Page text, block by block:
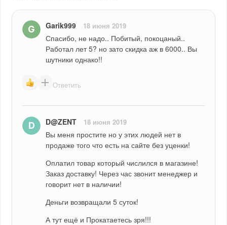
Garik999 18 июня 2019
Спасибо, не надо.. Побитый, покоцаный..
Работал лет 5? но зато скидка аж в 6000.. Вы
шутники однако!!
Ответить
D@ZENT 18 июня 2019
Вы меня простите но у этих людей нет в
продаже того что есть на сайте без уценки!
Оплатил товар который числился в магазине!
Заказ доставку! Через час звонит менеджер и
говорит нет в наличии!
Деньги возвращали 5 суток!
А тут ещё и Прокатаетесь зря!!!